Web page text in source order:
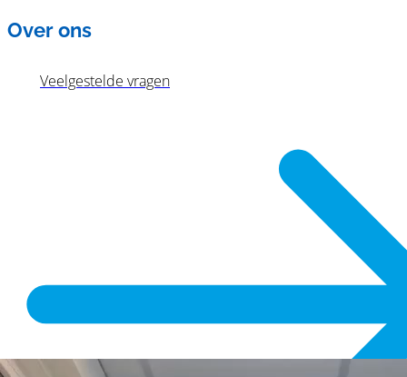
Over ons
Veelgestelde vragen